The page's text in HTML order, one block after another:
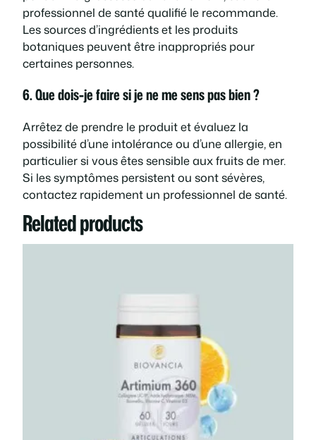
professionnel de santé qualifié le recommande.
Les sources d’ingrédients et les produits
botaniques peuvent être inappropriés pour
certaines personnes.
6. Que dois-je faire si je ne me sens pas bien ?
Arrêtez de prendre le produit et évaluez la
possibilité d’une intolérance ou d’une allergie, en
particulier si vous êtes sensible aux fruits de mer.
Si les symptômes persistent ou sont sévères,
contactez rapidement un professionnel de santé.
Related products